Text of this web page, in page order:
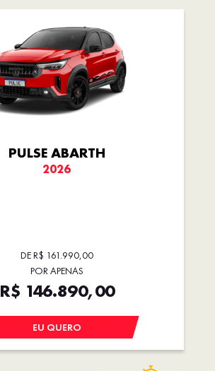
PULSE ABARTH
2026
DE R$ 161.990,00
POR APENAS
R$ 146.890,00
EU QUERO